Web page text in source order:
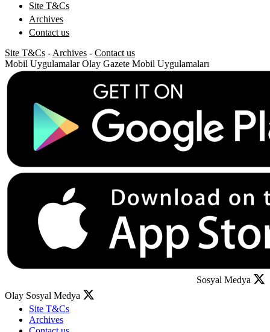
Site T&Cs
Archives
Contact us
Site T&Cs - Archives - Contact us
Mobil Uygulamalar Olay Gazete Mobil Uygulamaları
Sosyal Medya
Olay Sosyal Medya
Site T&Cs
Archives